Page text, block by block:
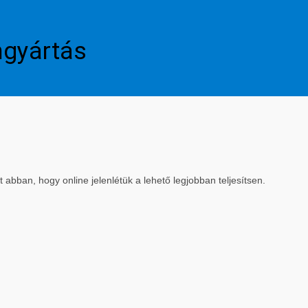
hogy online jelenlétük a lehető legjobban teljesítsen.